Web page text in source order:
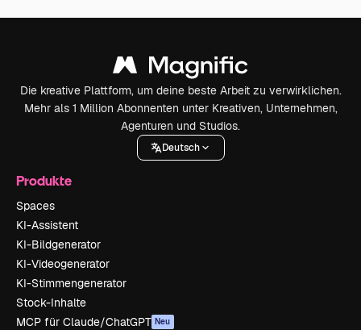
Die kreative Plattform, um deine beste Arbeit zu verwirklichen.
Mehr als 1 Million Abonnenten unter Kreativen, Unternehmen,
Agenturen und Studios.
Deutsch
Produkte
Spaces
KI-Assistent
KI-Bildgenerator
KI-Videogenerator
KI-Stimmengenerator
Stock-Inhalte
MCP für Claude/ChatGPT Neu